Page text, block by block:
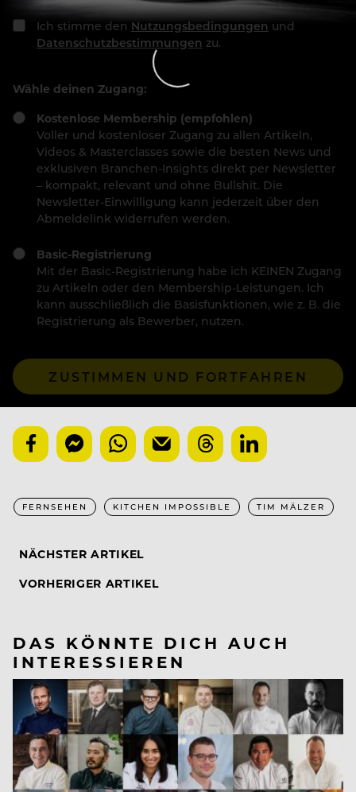
Ich stimme den Nutzungsbedingungen und
Datenschutzbestimmungen zu.
Wähle deinen Zugang:
Kostenlose Membership (empfohlen)
Voller und kostenloser Zugang zu allen Artikeln,
Videos & Masterclasses sowie die besten News und
exklusiven Branchen-Insights direkt per Newsletter
– kompakt, relevant und ohne Bullshit. Die
Newsletter-Einwilligung kann jederzeit über den
Abmeldelink widerrufen werden.
Basic-Registrierung
Mit der Basic-Registrierung habe ich KEINEN Zugang
zu Artikeln oder den Membership-Leistungen. Ich
kann ausschließlich die Basisfunktionen, wie z. B. die
Registrierung als Bewerber, nutzen.
ZUSTIMMEN UND FORTFAHREN
FERNSEHEN KITCHEN IMPOSSIBLE TIM MÄLZER
NÄCHSTER ARTIKEL
VORHERIGER ARTIKEL
DAS KÖNNTE DICH AUCH
INTERESSIEREN